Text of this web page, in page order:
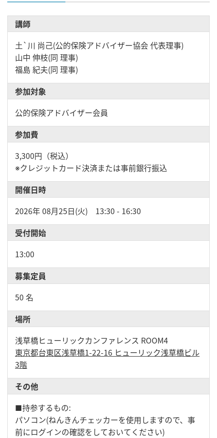
講師
土`川 尚己(公的保険アドバイザー協会 代表理事)
山中 伸枝(同 理事)
福島 紀夫(同 理事)
参加対象
公的保険アドバイザー会員
参加費
3,300円（税込）
※クレジットカード決済または事前銀行振込
開催日時
2026年 08月25日(火) 13:30 - 16:30
受付開始
13:00
募集定員
50 名
場所
浅草橋ヒューリックカンファレンス ROOM4
東京都台東区浅草橋1-22-16 ヒューリック浅草橋ビル
3階
その他
■持参するもの:
パソコン(ねんきんチェッカーを使用しますので、事
前にログインの確認をしておいてください)